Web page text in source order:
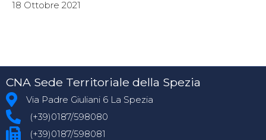
18 Ottobre 2021
CNA Sede Territoriale della Spezia
Via Padre Giuliani 6 La Spezia
(+39)0187/598080
(+39)0187/598081